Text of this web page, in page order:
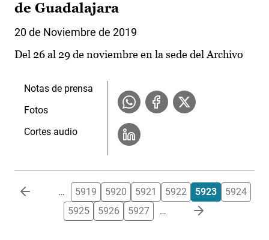
de Guadalajara
20 de Noviembre de 2019
Del 26 al 29 de noviembre en la sede del Archivo
Notas de prensa
Fotos
Cortes audio
Paginación … 5919 5920 5921 5922 5923
5924
5925
5926 5927 …